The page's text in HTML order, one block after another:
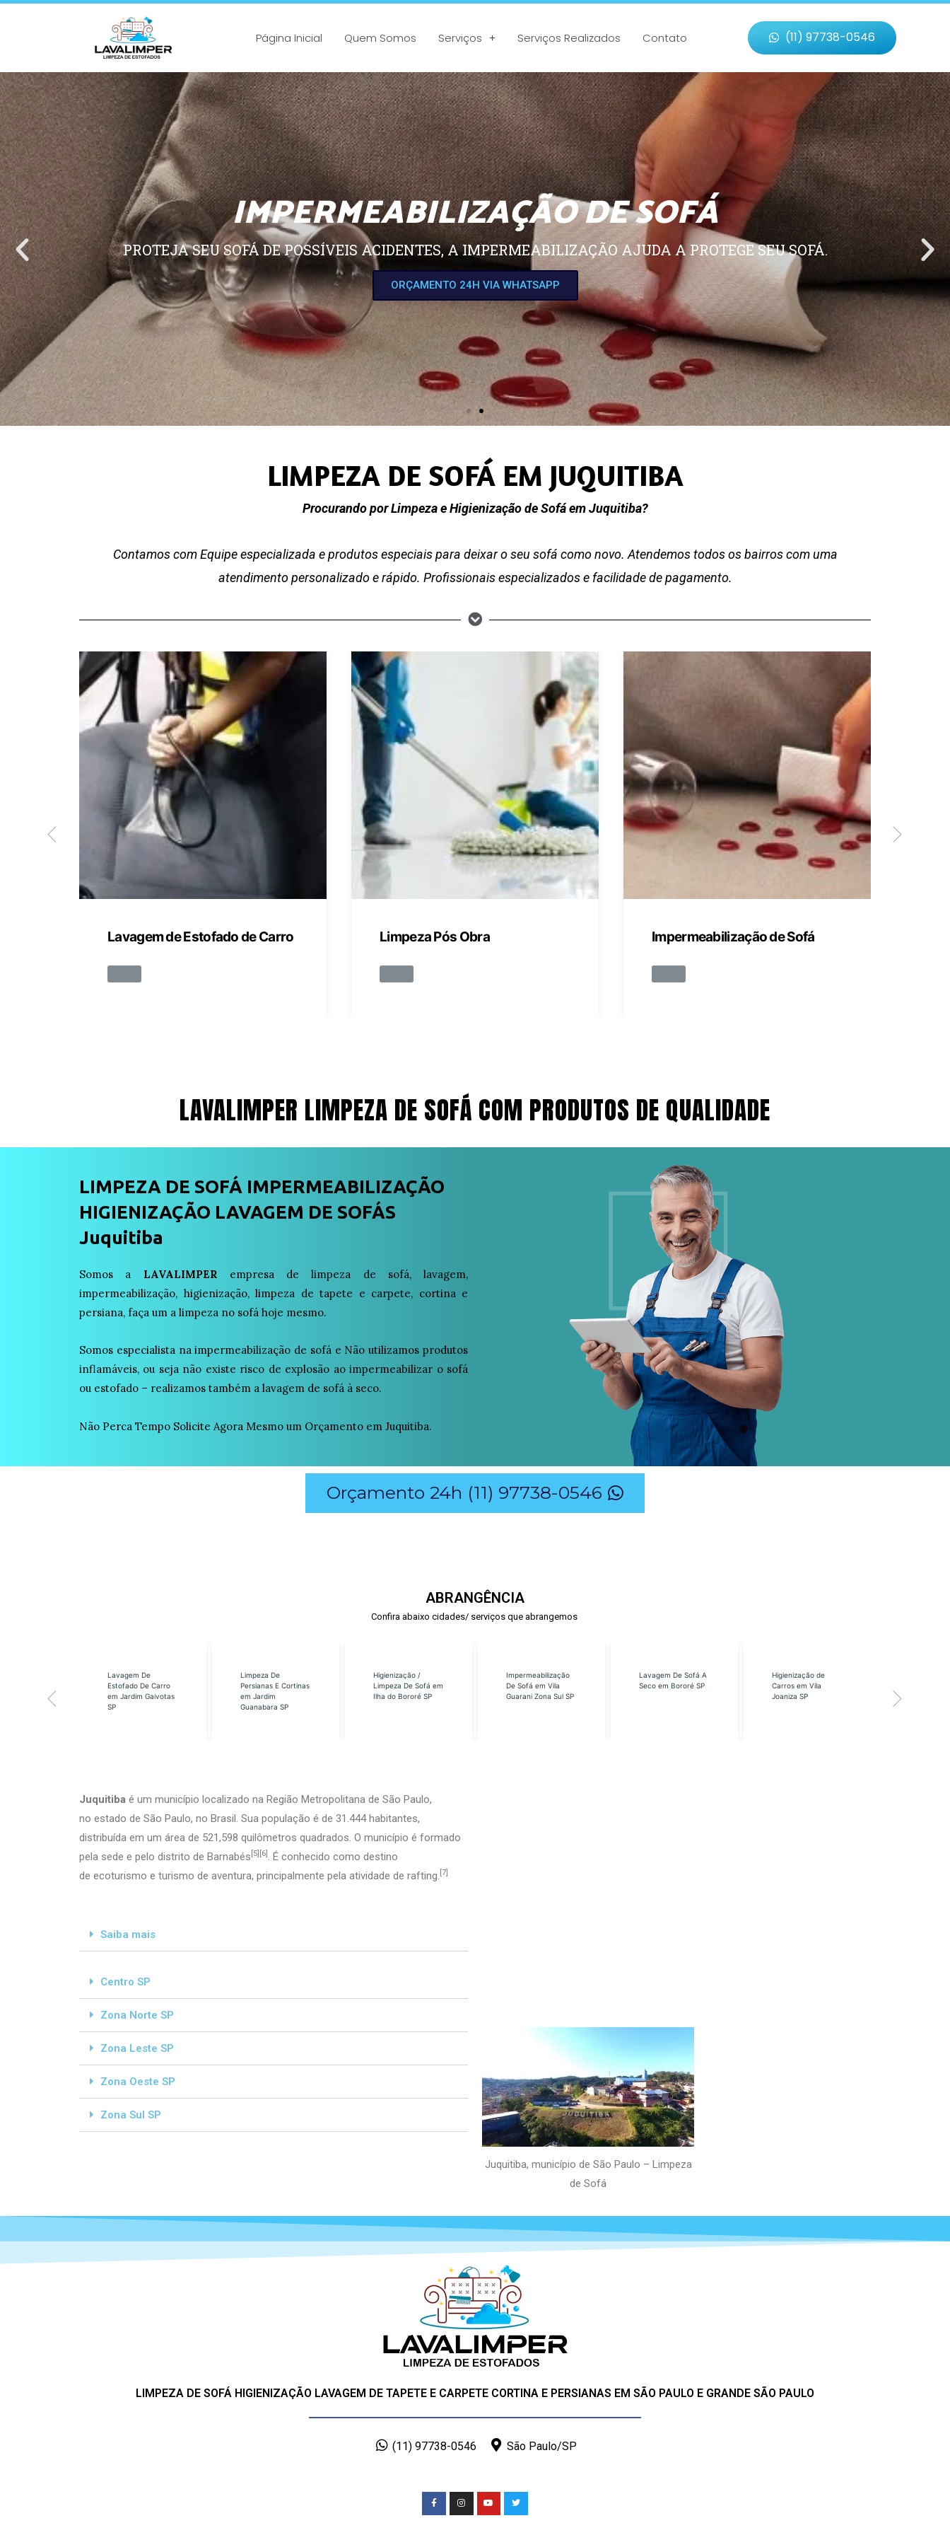
Página Inicial Quem Somos Serviços Serviços Realizados Contato (11) 97738-0546
IMPERMEABILIZAÇÃO DE SOFÁ
PROTEJA SEU SOFÁ DE POSSÍVEIS ACIDENTES, A IMPERMEABILIZAÇÃO AJUDA A PROTEGE SEU SOFÁ.
ORÇAMENTO 24H VIA WHATSAPP
LIMPEZA DE SOFÁ EM JUQUITIBA
Procurando por Limpeza e Higienização de Sofá em Juquitiba?
Contamos com Equipe especializada e produtos especiais para deixar o seu sofá como novo. Atendemos todos os bairros com uma
atendimento personalizado e rápido. Profissionais especializados e facilidade de pagamento.
Lavagem de Estofado de Carro Limpeza Pós Obra Impermeabilização de Sofá
LAVALIMPER LIMPEZA DE SOFÁ COM PRODUTOS DE QUALIDADE
LIMPEZA DE SOFÁ IMPERMEABILIZAÇÃO
HIGIENIZAÇÃO LAVAGEM DE SOFÁS
Juquitiba
Somos a LAVALIMPER empresa de limpeza de sofá, lavagem,
impermeabilização, higienização, limpeza de tapete e carpete, cortina e
persiana, faça um a limpeza no sofá hoje mesmo.
Somos especialista na impermeabilização de sofá e Não utilizamos produtos
inflamáveis, ou seja não existe risco de explosão ao impermeabilizar o sofá
ou estofado – realizamos também a lavagem de sofá à seco.
Não Perca Tempo Solicite Agora Mesmo um Orçamento em Juquitiba.
Orçamento 24h (11) 97738-0546
ABRANGÊNCIA
Confira abaixo cidades/ serviços que abrangemos
Lavagem De
Estofado De Carro
em Jardim Gaivotas
SP
Limpeza De
Persianas E Cortinas
em Jardim
Guanabara SP
Higienização /
Limpeza De Sofá em
Ilha do Bororé SP
Impermeabilização
De Sofá em Vila
Guarani Zona Sul SP
Lavagem De Sofá A
Seco em Bororé SP
Higienização de
Carros em Vila
Joaniza SP
Juquitiba é um município localizado na Região Metropolitana de São Paulo,
no estado de São Paulo, no Brasil. Sua população é de 31.444 habitantes,
distribuída em um área de 521,598 quilômetros quadrados. O município é formado
pela sede e pelo distrito de Barnabés [5] [6] . É conhecido como destino
de ecoturismo e turismo de aventura, principalmente pela atividade de rafting. [7]
Saiba mais
Centro SP
Zona Norte SP
Zona Leste SP
Zona Oeste SP
Zona Sul SP
Juquitiba, município de São Paulo – Limpeza
de Sofá
LIMPEZA DE SOFÁ HIGIENIZAÇÃO LAVAGEM DE TAPETE E CARPETE CORTINA E PERSIANAS EM SÃO PAULO E GRANDE SÃO PAULO
(11) 97738-0546 São Paulo/SP